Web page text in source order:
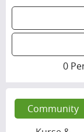
0
Community